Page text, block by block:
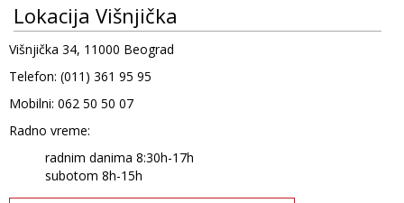
Lokacija Višnjička
Višnjička 34, 11000 Beograd
Telefon: (011) 361 95 95
Mobilni: 062 50 50 07
Radno vreme:
radnim danima 8:30h-17h
subotom 8h-15h